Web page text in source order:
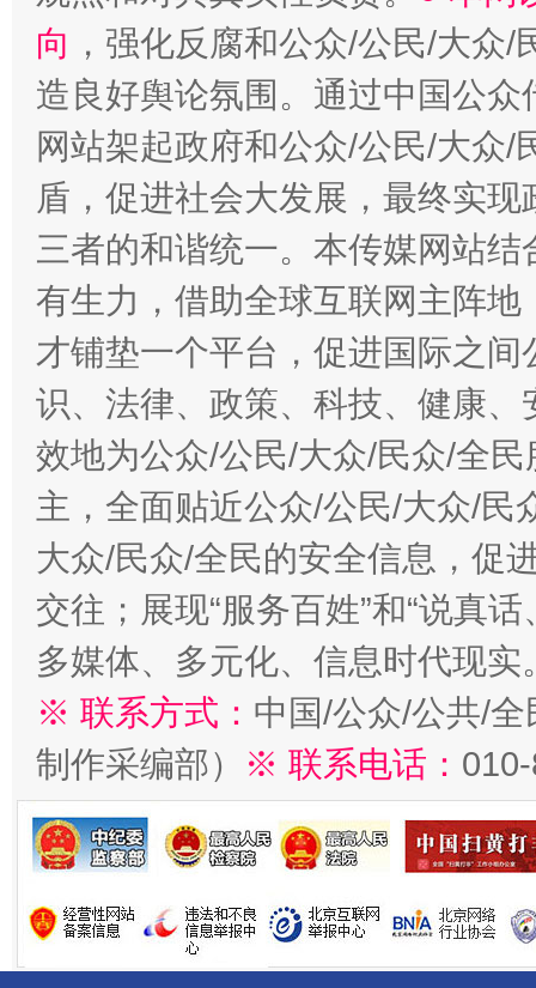
向 ，强化反腐和公众/公民/大众
造良好舆论氛围。通过中国公
网站架起政府和公众/公民/大众
盾，促进社会大发展，最终实
三者的和谐统一。本传媒网站
有生力，借助全球互联网主阵
才铺垫一个平台，促进国际之
识、法律、政策、科技、健康
效地为公众/公民/大众/民众/全
主，全面贴近公众/公民/大众/民
大众/民众/全民的安全信息，促
交往；展现“服务百姓”和“说真
多媒体、多元化、信息时代现实
※ 联系方式： 中国/公众/公共/
制作采编部）
※ 联系电话：